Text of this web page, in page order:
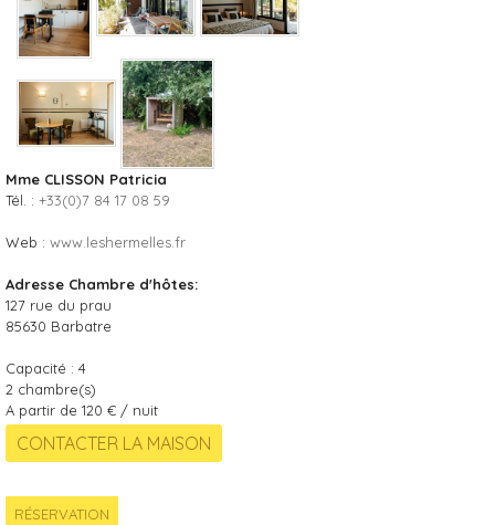
Mme CLISSON Patricia
Tél. : +33(0)7 84 17 08 59
Web : www.leshermelles.fr
Adresse Chambre d'hôtes:
127 rue du prau
85630 Barbatre
Capacité : 4
2 chambre(s)
A partir de 120 € / nuit
RÉSERVATION